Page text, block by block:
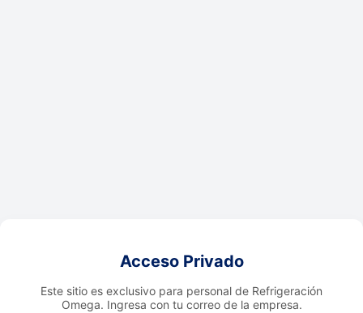
Acceso Privado
Este sitio es exclusivo para personal de Refrigeración
Omega. Ingresa con tu correo de la empresa.